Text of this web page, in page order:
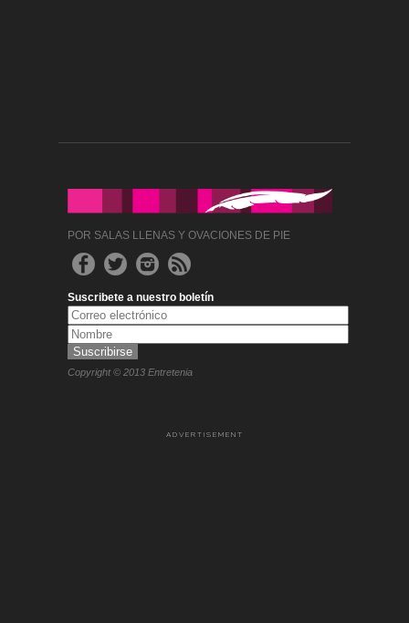
POR SALAS LLENAS Y OVACIONES DE PIE
Suscribete a nuestro boletín
Copyright © 2013 Entretenia
ADVERTISEMENT